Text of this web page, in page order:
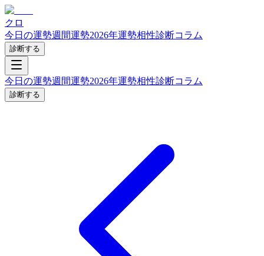
クロ
今日の運勢週間運勢2026年運勢相性診断コラム
診断する
今日の運勢週間運勢2026年運勢相性診断コラム
診断する